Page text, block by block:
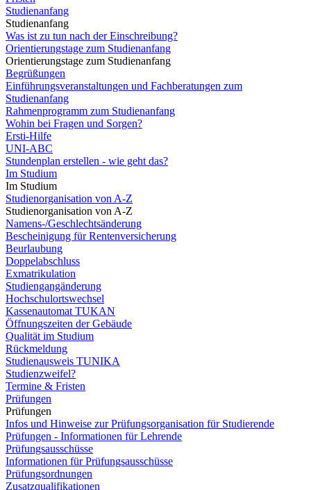
Studienanfang
Studienanfang
Was ist zu tun nach der Einschreibung?
Orientierungstage zum Studienanfang
Orientierungstage zum Studienanfang
Begrüßungen
Einführungsveranstaltungen und Fachberatungen zum
Studienanfang
Rahmenprogramm zum Studienanfang
Wohin bei Fragen und Sorgen?
Ersti-Hilfe
UNI-ABC
Stundenplan erstellen - wie geht das?
Im Studium
Im Studium
Studienorganisation von A-Z
Studienorganisation von A-Z
Namens-/Geschlechtsänderung
Bescheinigung für Rentenversicherung
Beurlaubung
Doppelabschluss
Exmatrikulation
Studiengangänderung
Hochschulortswechsel
Kassenautomat TUKAN
Öffnungszeiten der Gebäude
Qualität im Studium
Rückmeldung
Studienausweis TUNIKA
Studienzweifel?
Termine & Fristen
Prüfungen
Prüfungen
Infos und Hinweise zur Prüfungsorganisation für Studierende
Prüfungen - Informationen für Lehrende
Prüfungsausschüsse
Informationen für Prüfungsausschüsse
Prüfungsordnungen
Zusatzqualifikationen